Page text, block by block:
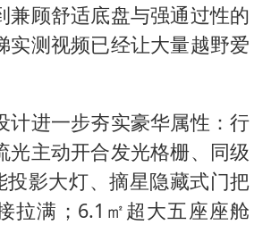
兼顾舒适底盘与强通过性的
实测视频已经让大量越野爱
计进一步夯实豪华属性：行
光主动开合发光格栅、同级
投影大灯、摘星隐藏式门把
拉满；6.1㎡超大五座座舱